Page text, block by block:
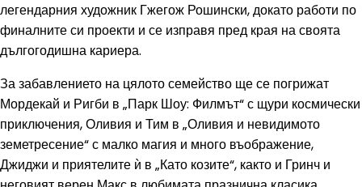
легендарния художник Гжегож Рошински, докато работи по
финалните си проекти и се изправя пред края на своята
дългогодишна кариера.
За забавлението на цялото семейство ще се погрижат
Мордекай и Ригби в „Парк Шоу: Филмът“ с щури космически
приключения, Оливия и Тим в „Оливия и невидимото
земетресение“ с малко магия и много въображение,
Джиджи и приятелите ѝ в „Като козите“, както и Гринч и